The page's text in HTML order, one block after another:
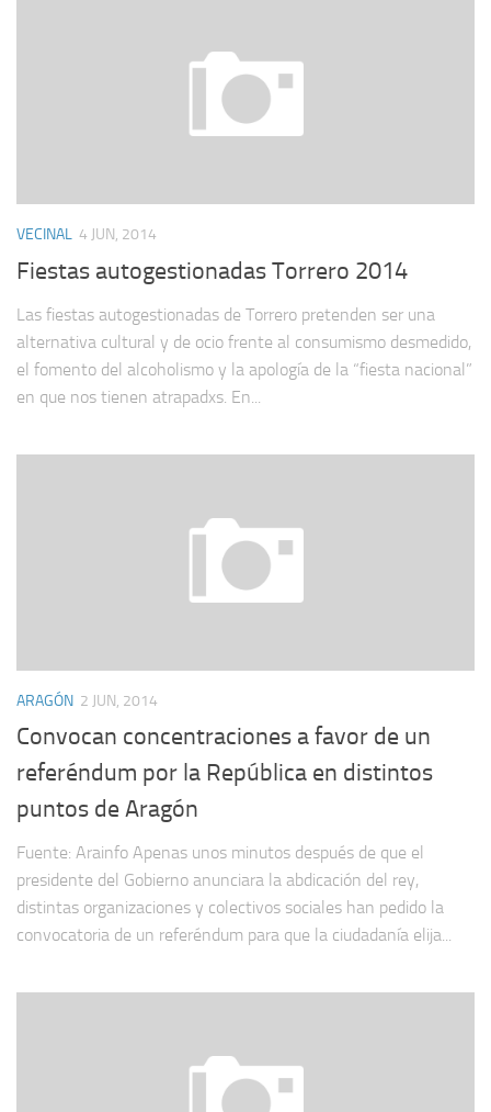
VECINAL 4 JUN, 2014
Fiestas autogestionadas Torrero 2014
Las fiestas autogestionadas de Torrero pretenden ser una
alternativa cultural y de ocio frente al consumismo desmedido,
el fomento del alcoholismo y la apología de la “fiesta nacional”
en que nos tienen atrapadxs. En...
ARAGÓN 2 JUN, 2014
Convocan concentraciones a favor de un
referéndum por la República en distintos
puntos de Aragón
Fuente: Arainfo Apenas unos minutos después de que el
presidente del Gobierno anunciara la abdicación del rey,
distintas organizaciones y colectivos sociales han pedido la
convocatoria de un referéndum para que la ciudadanía elija...